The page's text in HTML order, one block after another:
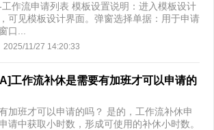
作流申请列表 模板设置说明：进入模板设计
可见模板设计界面。弹窗选择单据：用于申请
口...
2025/11/27 14:20:33
工作流补休是需要有加班才可以申请的
加班才可以申请的吗？ 是的，工作流补休申
请中获取小时数，形成可使用的补休小时数。